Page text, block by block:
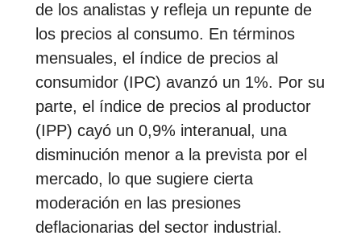
de los analistas y refleja un repunte de
los precios al consumo. En términos
mensuales, el índice de precios al
consumidor (IPC) avanzó un 1%. Por su
parte, el índice de precios al productor
(IPP) cayó un 0,9% interanual, una
disminución menor a la prevista por el
mercado, lo que sugiere cierta
moderación en las presiones
deflacionarias del sector industrial.